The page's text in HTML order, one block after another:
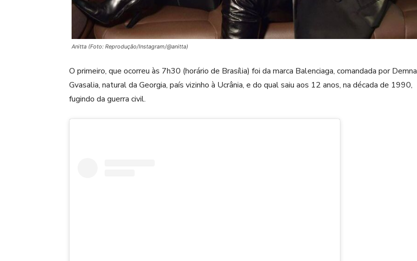
Anitta (Foto: Reprodução/Instagram/@anitta)
O primeiro, que ocorreu às 7h30 (horário de Brasília) foi da marca Balenciaga, comandada por Demna
Gvasalia, natural da Georgia, país vizinho à Ucrânia, e do qual saiu aos 12 anos, na década de 1990,
fugindo da guerra civil.